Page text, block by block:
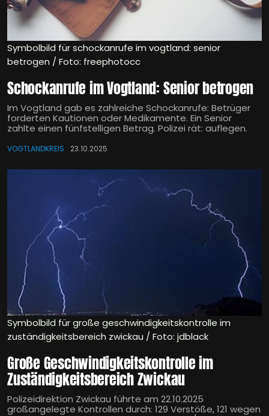
Symbolbild für schockanrufe im vogtland: senior
betrogen / Foto: freephotocc
Schockanrufe im Vogtland: Senior betrogen
Im Vogtland gab es zahlreiche Schockanrufe: Betrüger
forderten Kautionen oder Medikamente. Ein Senior
zahlte einen fünfstelligen Betrag. Polizei rät: auflegen.
VOGTLANDKREIS 23.10.2025
Symbolbild für große geschwindigkeitskontrolle im
zuständigkeitsbereich zwickau / Foto: jdblack
Große Geschwindigkeitskontrolle im
Zuständigkeitsbereich Zwickau
Polizeidirektion Zwickau führte am 22.10.2025
großangelegte Kontrollen durch: 129 Verstöße, 121 wegen